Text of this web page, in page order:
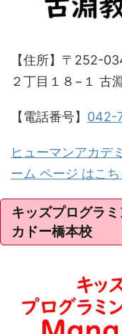
【住所】〒252-
２丁目１８−１ 古
【電話番号】 042-
ヒューマンアカデ
ーム ページ はこち
キッズプログラ
カドー橋本校